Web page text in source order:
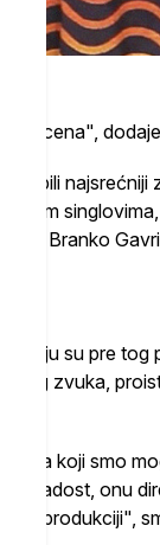
scena",
bili
svojim
Branko
koju su pre
zvuka,
koji smo
i mladost, onu
u produkciji",